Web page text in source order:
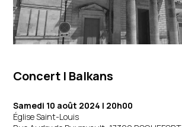
Concert | Balkans
Samedi 10 août 2024 | 20h00
Église Saint-Louis